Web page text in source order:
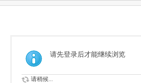
请先登录后才能继续浏览
请稍候...